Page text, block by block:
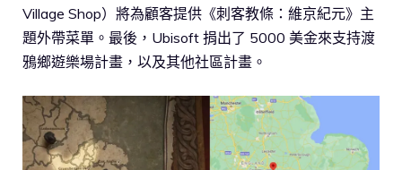
Village Shop）將為顧客提供《刺客教條：維京紀元》主
題外帶菜單。最後，Ubisoft 捐出了 5000 美金來支持渡
鴉鄉遊樂場計畫，以及其他社區計畫。